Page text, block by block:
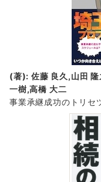
(著): 佐藤 良久,山田
一樹,高橋 大二
事業承継成功のトリセ